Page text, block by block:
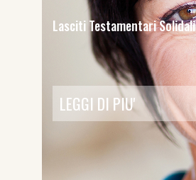
Lasciti Testamentari Solidali
LEGGI DI PIU'